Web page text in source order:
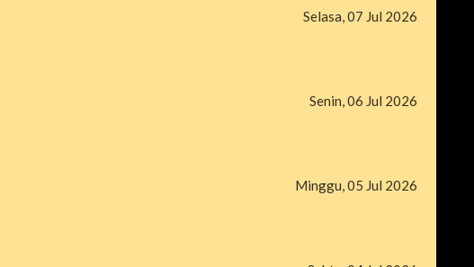
Selasa, 07 Jul 2026
Senin, 06 Jul 2026
Minggu, 05 Jul 2026